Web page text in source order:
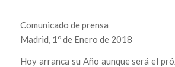
Comunicado de prensa
Madrid, 1º de Enero de 2018
Hoy arranca su Año aunque será el